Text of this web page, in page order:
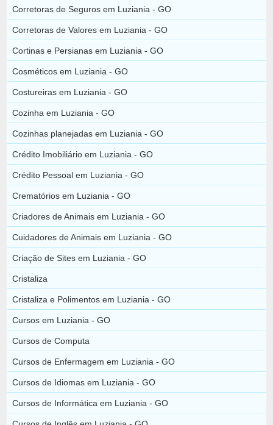
Corretoras de Seguros em Luziania - GO
Corretoras de Valores em Luziania - GO
Cortinas e Persianas em Luziania - GO
Cosméticos em Luziania - GO
Costureiras em Luziania - GO
Cozinha em Luziania - GO
Cozinhas planejadas em Luziania - GO
Crédito Imobiliário em Luziania - GO
Crédito Pessoal em Luziania - GO
Crematórios em Luziania - GO
Criadores de Animais em Luziania - GO
Cuidadores de Animais em Luziania - GO
Criação de Sites em Luziania - GO
Cristaliza
Cristaliza e Polimentos em Luziania - GO
Cursos em Luziania - GO
Cursos de Computa
Cursos de Enfermagem em Luziania - GO
Cursos de Idiomas em Luziania - GO
Cursos de Informática em Luziania - GO